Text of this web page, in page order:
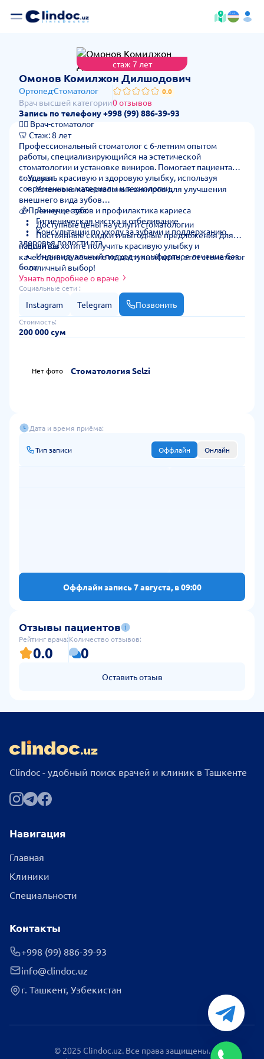
стаж 7 лет
Омонов Комилжон Дилшодович
ОртопедСтоматолог
Врач высшей категории
0.0
0 отзывов
Запись по телефону +998 (99) 886-39-93
👩‍⚕️ Врач-стоматолог
🦷 Стаж: 8 лет
Профессиональный стоматолог с 6-летним опытом
работы, специализирующийся на эстетической
стоматологии и установке виниров. Помогает пациентам
создавать красивую и здоровую улыбку, используя
современные материалы и технологии.
✨ Услуги:
• Установка качественных виниров для улучшения
внешнего вида зубов
• Лечение зубов и профилактика кариеса
• Гигиеническая чистка и отбеливание
• Консультации по уходу за зубами и поддержанию
здоровья полости рта
💰 Преимущества:
• Доступные цены на услуги стоматологии
• Постоянные скидки и выгодные предложения для
пациентов
• Индивидуальный подход и комфортное лечение без
боли
• Высокое качество работы при сохранении
демократичной стоимости
✅ Если вы хотите получить красивую улыбку и
качественное лечение по доступной цене, этот стоматолог
— отличный выбор!
Узнать подробнее о враче
Социальные сети :
Instagram Telegram Позвонить
Стоимость:
200 000 сум
Нет фото Стоматология Selzi
Дата и время приёма:
Тип записи Оффлайн Онлайн
Оффлайн запись 7 августа, в 09:00
Отзывы пациентов
Рейтинг врача:
0.0
Количество отзывов:
0
Оставить отзыв
Clindoc - удобный поиск врачей и клиник в Ташкенте
Навигация
Главная
Клиники
Специальности
Контакты
+998 (99) 886-39-93
info@clindoc.uz
г. Ташкент, Узбекистан
© 2025 Clindoc.uz. Все права защищены.